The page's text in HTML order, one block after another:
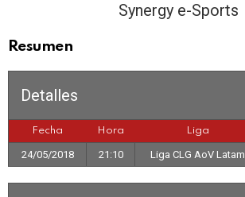
Synergy e-Sports
Resumen
Detalles
Fecha Hora Liga
24/05/2018 21:10 Liga CLG AoV Latam